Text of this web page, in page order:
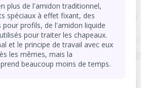
plus de l'amidon traditionnel,
spéciaux à effet fixant, des
pour profils, de l'amidon liquide
pour traiter les chapeaux.
et le principe de travail avec eux
les mêmes, mais la
beaucoup moins de temps.